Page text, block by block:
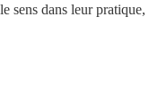
sens dans leur pratique,